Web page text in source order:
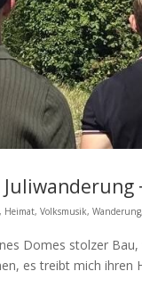
Juliwanderung
, Heimat,Volksmusik,Wanderung
Domes stolzer
es treibt mich